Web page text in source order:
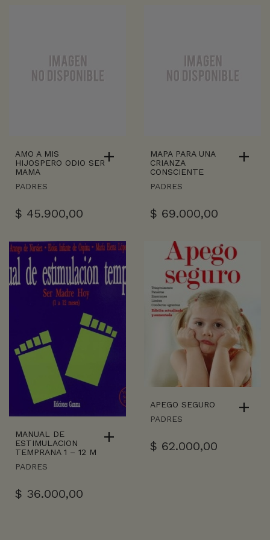
AMO A MIS
HIJOSPERO ODIO SER
MAMA
PADRES
$ 45.900,00
MAPA PARA UNA
CRIANZA
CONSCIENTE
PADRES
$ 69.000,00
MANUAL DE
ESTIMULACION
TEMPRANA 1 – 12 M
PADRES
$ 36.000,00
APEGO SEGURO
PADRES
$ 62.000,00